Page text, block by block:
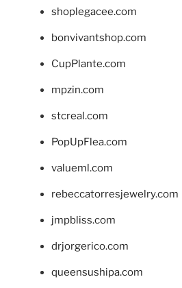
shoplegacee.com
bonvivantshop.com
CupPlante.com
mpzin.com
stcreal.com
PopUpFlea.com
valueml.com
rebeccatorresjewelry.com
jmpbliss.com
drjorgerico.com
queensushipa.com